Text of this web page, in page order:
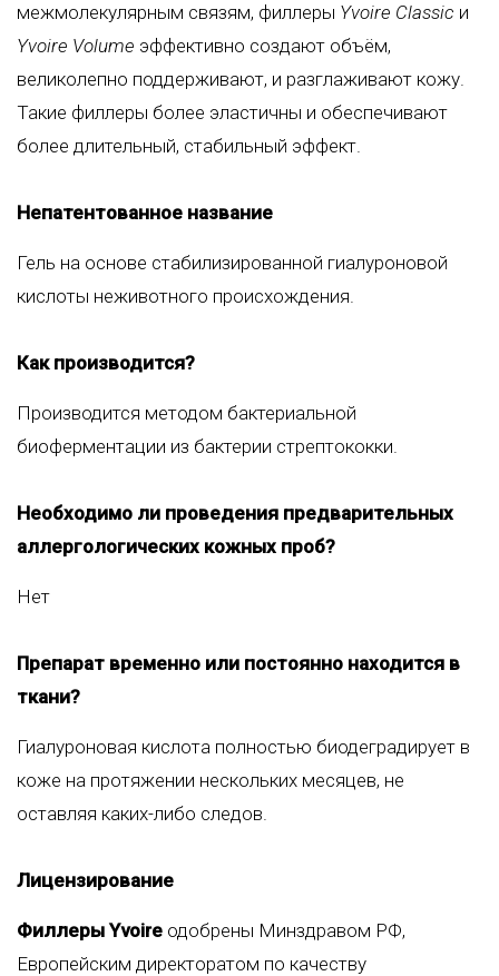
межмолекулярным связям, филлеры Yvoire Classic и
Yvoire Volume эффективно создают объём,
великолепно поддерживают, и разглаживают кожу.
Такие филлеры более эластичны и обеспечивают
более длительный, стабильный эффект.
Непатентованное название
Гель на основе стабилизированной гиалуроновой
кислоты неживотного происхождения.
Как производится?
Производится методом бактериальной
биоферментации из бактерии стрептококки.
Необходимо ли проведения предварительных
аллергологических кожных проб?
Нет
Препарат временно или постоянно находится в
ткани?
Гиалуроновая кислота полностью биодеградирует в
коже на протяжении нескольких месяцев, не
оставляя каких-либо следов.
Лицензирование
Филлеры Yvoire одобрены Минздравом РФ,
Европейским директоратом по качеству